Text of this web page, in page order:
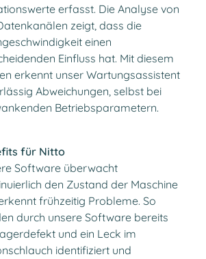
erfasst. Die Analyse von
zeigt, dass die
einen
Einfluss hat. Mit diesem
erkennt unser Wartungsassistent
Abweichungen, selbst bei
Betriebsparametern.
für Nitto​
Software überwacht
den Zustand der Maschine
frühzeitig Probleme. So
durch unsere Software bereits
und ein Leck im
identifiziert und